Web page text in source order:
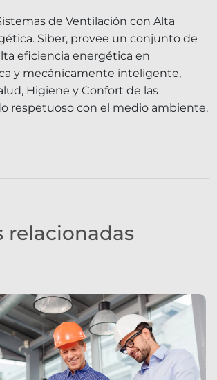
de Ventilación con Alta
Siber, provee un conjunto de
eficiencia energética en
y mecánicamente inteligente,
Higiene y Confort de las
respetuoso con el medio ambiente.
relacionadas